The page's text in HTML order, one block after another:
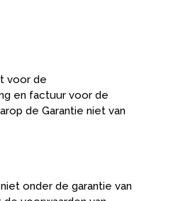
voor de
en factuur voor de
de Garantie niet van
onder de garantie van